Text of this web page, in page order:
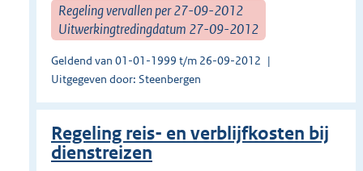
Regeling vervallen per 27-09-2012
Uitwerkingtredingdatum 27-09-2012
Geldend van 01-01-1999 t/m 26-09-2012
Uitgegeven door: Steenbergen
Regeling reis- en verblijfkosten bij
dienstreizen